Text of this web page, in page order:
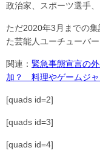
政治家、スポーツ選手
ただ2020年3月までの
た芸能人ユーチューバ
関連： 緊急事態宣言の
加？ 料理やゲームジャ
[quads id=2]
[quads id=3]
[quads id=4]